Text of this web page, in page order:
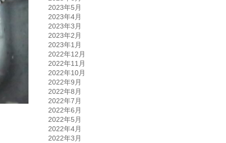
2023年5月
2023年4月
2023年3月
2023年2月
2023年1月
2022年12月
2022年11月
2022年10月
2022年9月
2022年8月
2022年7月
2022年6月
2022年5月
2022年4月
2022年3月